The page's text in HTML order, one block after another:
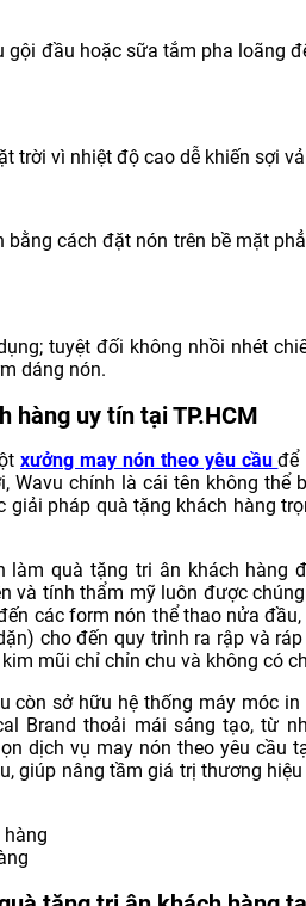
gội đầu hoặc sữa tắm pha loãng
trời vì nhiệt độ cao dễ khiến sợi
cách đặt nón trên bề mặt
tuyệt đối không nhồi nhét
dáng nón.
hàng uy tín tại TP.HCM
xưởng may nón theo yêu cầuđể
Wavu chính là cái tên không thể
giải pháp quà tặng khách hàng
làm quà tặng tri ân khách
và tính thẩm mỹ luôn được
các form nón thể thao nửa
cho đến quy trình ra rập và
mũi chỉ chỉn chu và không có
còn sở hữu hệ thống máy móc
Brand thoải mái sáng tạo, từ
dịch vụ may nón theo yêu cầu
giúp nâng tầm giá trị thương